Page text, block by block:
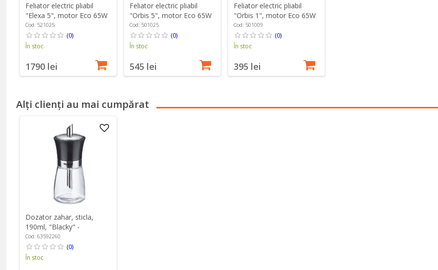
Feliator electric pliabil
"Elexa 5", motor Eco 65W
- Ritter
Cod: 521025
(0)
În stoc
1790 lei
Feliator electric pliabil
"Orbis 5", motor Eco 65W
- Ritter
Cod: 501025
(0)
În stoc
545 lei
Feliator electric pliabil
"Orbis 1", motor Eco 65W
- Ritter
Cod: 501009
(0)
În stoc
395 lei
Alți clienți au mai cumpărat
Dozator zahar, sticla,
190ml, "Blacky" -
Westmark
Cod: 63592260
(0)
În stoc